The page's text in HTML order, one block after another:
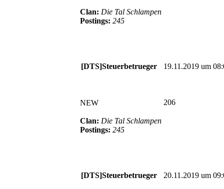
Clan: Die Tal Schlampen
Postings: 245
[DTS]Steuerbetrueger 19.11.2019 um
NEW
Clan: Die Tal Schlampen
Postings: 245
206
[DTS]Steuerbetrueger 20.11.2019 um